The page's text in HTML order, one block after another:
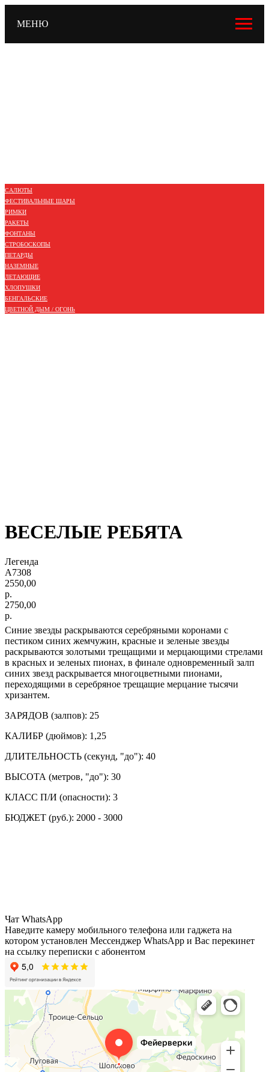
МЕНЮ
САЛЮТЫ
ФЕСТИВАЛЬНЫЕ ШАРЫ
РИМКИ
РАКЕТЫ
ФОНТАНЫ
СТРОБОСКОПЫ
ПЕТАРДЫ
НАЗЕМНЫЕ
ЛЕТАЮЩИЕ
ХЛОПУШКИ
БЕНГАЛЬСКИЕ
ЦВЕТНОЙ ДЫМ / ОГОНЬ
ВЕСЕЛЫЕ РЕБЯТА
Легенда
А7308
2550,00
р.
2750,00
р.
Синие звезды раскрываются серебряными коронами с
пестиком синих жемчужин, красные и зеленые звезды
раскрываются золотыми трещащими и мерцающими стрелами
в красных и зеленых пионах, в финале одновременный залп
синих звезд раскрывается многоцветными пионами,
переходящими в серебряное трещащие мерцание тысячи
хризантем.
ЗАРЯДОВ (залпов): 25
КАЛИБР (дюймов): 1,25
ДЛИТЕЛЬНОСТЬ (секунд, "до"): 40
ВЫСОТА (метров, "до"): 30
КЛАСС П/И (опасности): 3
БЮДЖЕТ (руб.): 2000 - 3000
Чат WhatsApp
Наведите камеру мобильного телефона или гаджета на
котором установлен Мессенджер WhatsApp и Вас перекинет
на ссылку переписки с абонентом